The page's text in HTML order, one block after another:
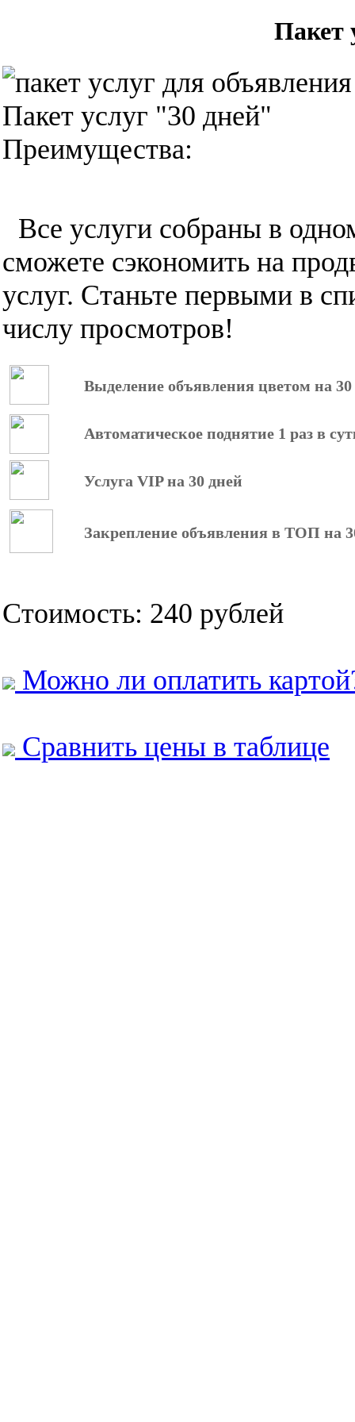
Пакет
Пакет услуг "30 дней"
Преимущества:
Все услуги собраны в
сможете сэкономить на
услуг. Станьте первыми в
числу просмотров!
Выделение объявления цветом на 30
Автоматическое поднятие 1 раз в
Услуга VIP на 30 дней
Закрепление объявления в ТОП на
Стоимость: 240 рублей
Можно ли оплатить
Сравнить цены в таблице